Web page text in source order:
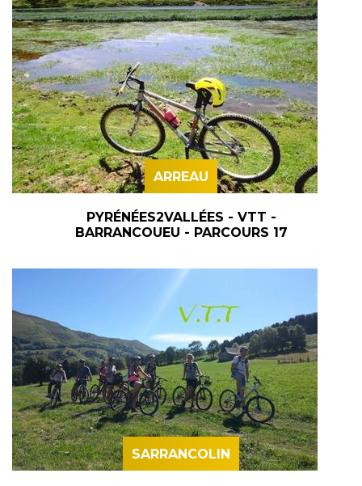
ARREAU
PYRÉNÉES2VALLÉES - VTT -
BARRANCOUEU - PARCOURS 17
SARRANCOLIN